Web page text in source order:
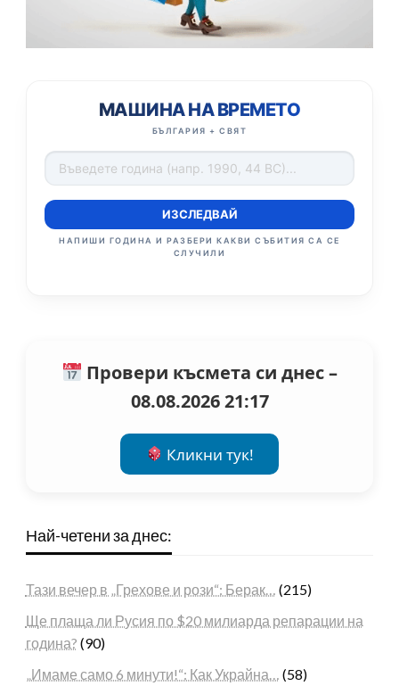
МАШИНА НА ВРЕМЕТО
БЪЛГАРИЯ + СВЯТ
ИЗСЛЕДВАЙ
НАПИШИ ГОДИНА И РАЗБЕРИ КАКВИ СЪБИТИЯ СА СЕ
СЛУЧИЛИ
Провери късмета си днес –
08.08.2026 21:17
Кликни тук!
Най-четени за днес:
Тази вечер в „Грехове и рози“: Берак…
(215)
Ще плаща ли Русия по $20 милиарда репарации на
година? (90)
„Имаме само 6 минути!“: Как Украйна…
(58)